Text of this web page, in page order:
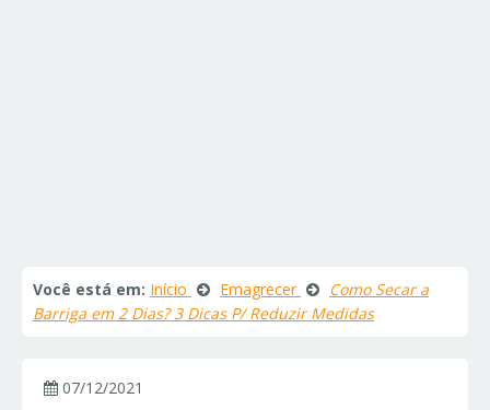
Você está em: Início Emagrecer
Como Secar a
Barriga em 2 Dias? 3 Dicas P/ Reduzir Medidas
07/12/2021